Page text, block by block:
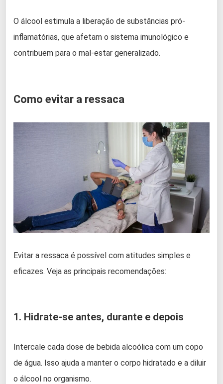
O álcool estimula a liberação de substâncias pró-
inflamatórias, que afetam o sistema imunológico e
contribuem para o mal-estar generalizado.
Como evitar a ressaca
Evitar a ressaca é possível com atitudes simples e
eficazes. Veja as principais recomendações:
1. Hidrate-se antes, durante e depois
Intercale cada dose de bebida alcoólica com um copo
de água. Isso ajuda a manter o corpo hidratado e a diluir
o álcool no organismo.